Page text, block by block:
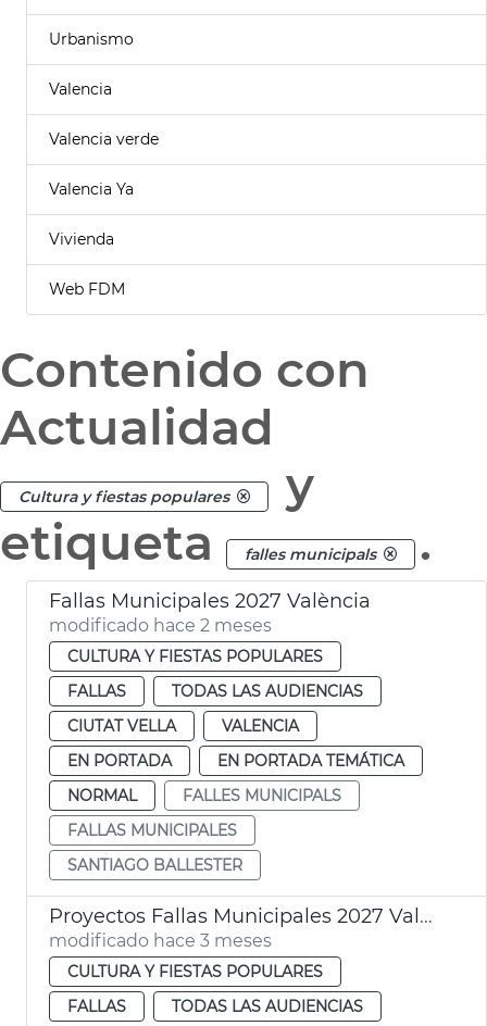
Urbanismo
Valencia
Valencia verde
Valencia Ya
Vivienda
Web FDM
Contenido con
Actualidad
Cultura y fiestas populares
y
etiqueta
falles municipals .
Fallas Municipales 2027 València
modificado hace 2 meses
CULTURA Y FIESTAS POPULARES
FALLAS
TODAS LAS AUDIENCIAS
CIUTAT VELLA
VALENCIA
EN PORTADA
EN PORTADA TEMÁTICA
NORMAL
FALLES MUNICIPALS
FALLAS MUNICIPALES
SANTIAGO BALLESTER
Proyectos Fallas Municipales 2027 València
modificado hace 3 meses
CULTURA Y FIESTAS POPULARES
FALLAS
TODAS LAS AUDIENCIAS